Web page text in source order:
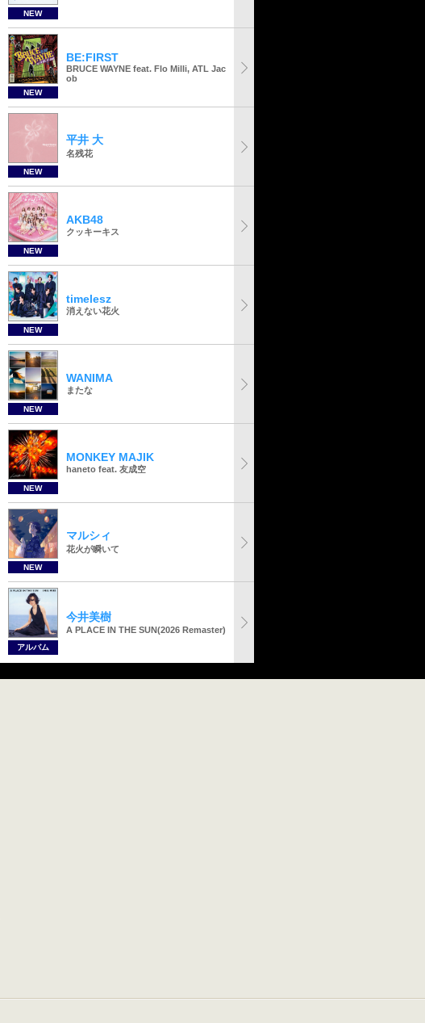
NEW
NEW
BE:FIRST
BRUCE WAYNE feat. Flo Milli, ATL Jac
ob
NEW
平井 大
名残花
NEW
AKB48
クッキーキス
NEW
timelesz
消えない花火
NEW
WANIMA
またな
NEW
MONKEY MAJIK
haneto feat. 友成空
NEW
マルシィ
花火が瞬いて
アルバム
今井美樹
A PLACE IN THE SUN(2026 Remaster)